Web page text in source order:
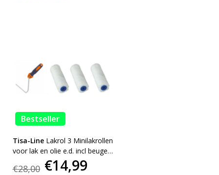
Bestseller
Tisa-Line Lakrol 3 Minilakrollen
voor lak en olie e.d. incl beugel
€28,00 €14,99